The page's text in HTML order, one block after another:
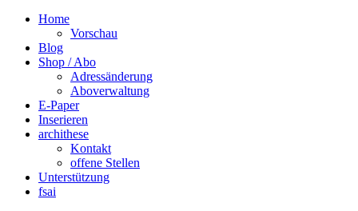
Home
Vorschau
Blog
Shop / Abo
Adressänderung
Aboverwaltung
E-Paper
Inserieren
archithese
Kontakt
offene Stellen
Unterstützung
fsai